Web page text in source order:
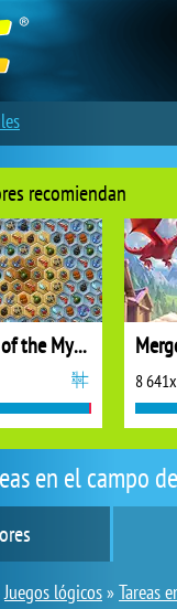
en el campo
Juegos lógicos»Tareas
recomiendan
Treasures of the Mystic Sea
8 641x